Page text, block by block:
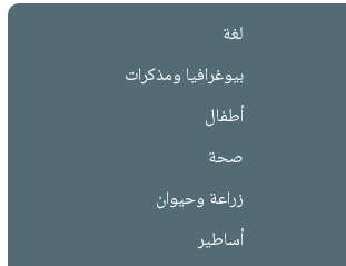
لغة
بيوغرافيا ومذكرات
أطفال
صحة
زراعة وحيوان
أساطير